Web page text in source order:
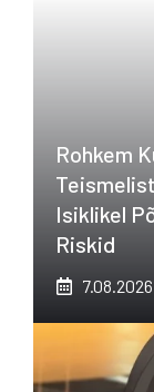
Rohkem
Isiklikel
Riskid
7.08.2026